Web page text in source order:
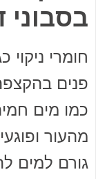
בסבוני
חומרי ניקוי
פנים
כמו מים
מהעור
גורם למים